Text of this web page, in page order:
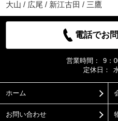
大山 / 広尾 / 新江古田 / 三鷹
電話でお
営業時間：
9：
定休日：
ホーム
お問い合わせ